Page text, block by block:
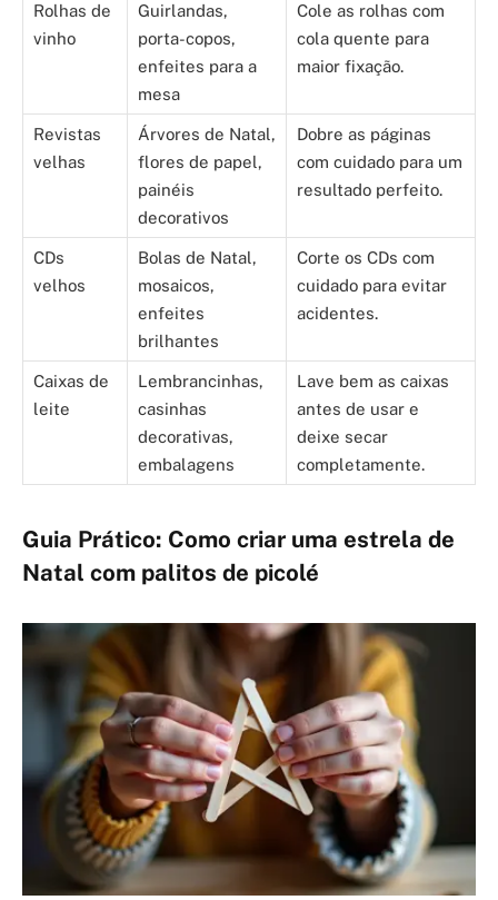
Rolhas de
vinho
Guirlandas,
porta-copos,
enfeites para a
mesa
Cole as rolhas com
cola quente para
maior fixação.
Revistas
velhas
Árvores de Natal,
flores de papel,
painéis
decorativos
Dobre as páginas
com cuidado para um
resultado perfeito.
CDs
velhos
Bolas de Natal,
mosaicos,
enfeites
brilhantes
Corte os CDs com
cuidado para evitar
acidentes.
Caixas de
leite
Lembrancinhas,
casinhas
decorativas,
embalagens
Lave bem as caixas
antes de usar e
deixe secar
completamente.
Guia Prático: Como criar uma estrela de
Natal com palitos de picolé